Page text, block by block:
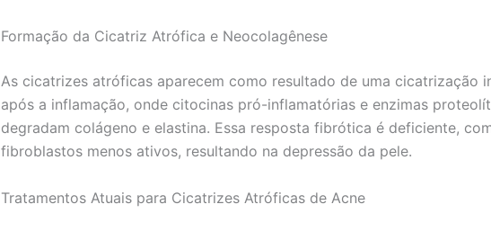
Formação da Cicatriz Atrófica e Neocolagênese
As cicatrizes atróficas aparecem como resultado de uma cicatrização
após a inflamação, onde citocinas pró-inflamatórias e enzimas
degradam colágeno e elastina. Essa resposta fibrótica é deficiente,
fibroblastos menos ativos, resultando na depressão da pele.
Tratamentos Atuais para Cicatrizes Atróficas de Acne